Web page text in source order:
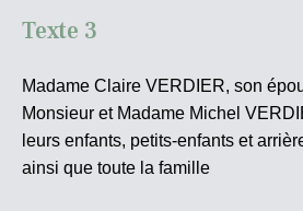
Texte 3
Madame Claire VERDIER, son
Monsieur et Madame Michel
leurs enfants, petits-enfants et
ainsi que toute la famille